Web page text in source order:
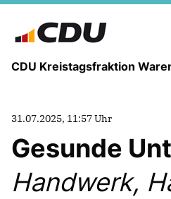
CDU Kreistagsfraktion
PRESSE U.
REDEN UND
31.07.2025, 11:57 Uhr
Gesunde
Handwerk,